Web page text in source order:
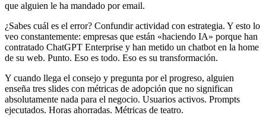
que alguien le ha mandado por email.
¿Sabes cuál es el error? Confundir actividad con estrategia. Y esto lo
veo constantemente: empresas que están «haciendo IA» porque han
contratado ChatGPT Enterprise y han metido un chatbot en la home
de su web. Punto. Eso es todo. Eso es su transformación.
Y cuando llega el consejo y pregunta por el progreso, alguien
enseña tres slides con métricas de adopción que no significan
absolutamente nada para el negocio. Usuarios activos. Prompts
ejecutados. Horas ahorradas. Métricas de teatro.